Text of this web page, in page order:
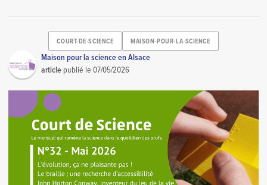
COURT-DE-SCIENCE MAISON-POUR-LA-SCIENCE
Maison pour la science en Alsace
article publié le07/05/2026